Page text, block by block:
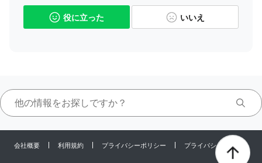
役に立った いいえ
会社概要 利用規約 プライバシーポリシー プライバシーセンター